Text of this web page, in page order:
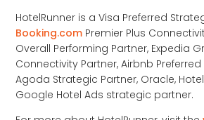
HotelRunner is a Visa Preferred
Booking.com Premier Plus
Overall Performing Partner, Expedia
Connectivity Partner, Airbnb
Agoda Strategic Partner, Oracle,
Google Hotel Ads strategic partner.